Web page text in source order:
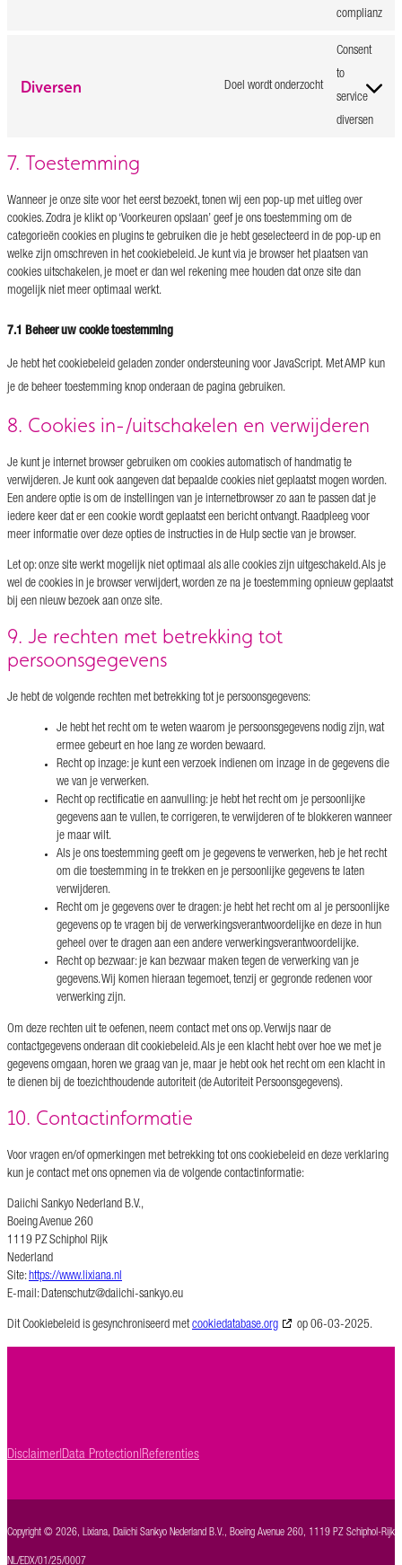
complianz
Diversen Doel wordt onderzocht
Consent
to
service
diversen
7. Toestemming
Wanneer je onze site voor het eerst bezoekt, tonen wij een pop-up met uitleg over
cookies. Zodra je klikt op ‘Voorkeuren opslaan’ geef je ons toestemming om de
categorieën cookies en plugins te gebruiken die je hebt geselecteerd in de pop-up en
welke zijn omschreven in het cookiebeleid. Je kunt via je browser het plaatsen van
cookies uitschakelen, je moet er dan wel rekening mee houden dat onze site dan
mogelijk niet meer optimaal werkt.
7.1 Beheer uw cookie toestemming
Je hebt het cookiebeleid geladen zonder ondersteuning voor JavaScript. Met AMP kun
je de beheer toestemming knop onderaan de pagina gebruiken.
8. Cookies in-/uitschakelen en verwijderen
Je kunt je internet browser gebruiken om cookies automatisch of handmatig te
verwijderen. Je kunt ook aangeven dat bepaalde cookies niet geplaatst mogen worden.
Een andere optie is om de instellingen van je internetbrowser zo aan te passen dat je
iedere keer dat er een cookie wordt geplaatst een bericht ontvangt. Raadpleeg voor
meer informatie over deze opties de instructies in de Hulp sectie van je browser.
Let op: onze site werkt mogelijk niet optimaal als alle cookies zijn uitgeschakeld. Als je
wel de cookies in je browser verwijdert, worden ze na je toestemming opnieuw geplaatst
bij een nieuw bezoek aan onze site.
9. Je rechten met betrekking tot
persoonsgegevens
Je hebt de volgende rechten met betrekking tot je persoonsgegevens:
Je hebt het recht om te weten waarom je persoonsgegevens nodig zijn, wat
ermee gebeurt en hoe lang ze worden bewaard.
Recht op inzage: je kunt een verzoek indienen om inzage in de gegevens die
we van je verwerken.
Recht op rectificatie en aanvulling: je hebt het recht om je persoonlijke
gegevens aan te vullen, te corrigeren, te verwijderen of te blokkeren wanneer
je maar wilt.
Als je ons toestemming geeft om je gegevens te verwerken, heb je het recht
om die toestemming in te trekken en je persoonlijke gegevens te laten
verwijderen.
Recht om je gegevens over te dragen: je hebt het recht om al je persoonlijke
gegevens op te vragen bij de verwerkingsverantwoordelijke en deze in hun
geheel over te dragen aan een andere verwerkingsverantwoordelijke.
Recht op bezwaar: je kan bezwaar maken tegen de verwerking van je
gegevens. Wij komen hieraan tegemoet, tenzij er gegronde redenen voor
verwerking zijn.
Om deze rechten uit te oefenen, neem contact met ons op. Verwijs naar de
contactgegevens onderaan dit cookiebeleid. Als je een klacht hebt over hoe we met je
gegevens omgaan, horen we graag van je, maar je hebt ook het recht om een klacht in
te dienen bij de toezichthoudende autoriteit (de Autoriteit Persoonsgegevens).
10. Contactinformatie
Voor vragen en/of opmerkingen met betrekking tot ons cookiebeleid en deze verklaring
kun je contact met ons opnemen via de volgende contactinformatie:
Daiichi Sankyo Nederland B.V.,
Boeing Avenue 260
1119 PZ Schiphol Rijk
Nederland
Site:https://www.lixiana.nl
E-mail:Datenschutz@daiichi-sankyo.eu
Dit Cookiebeleid is gesynchroniseerd metcookiedatabase.org op 06-03-2025.
Disclaimer Data Protection Referenties
Copyright © 2026, Lixiana, Daiichi Sankyo Nederland B.V., Boeing Avenue 260, 1119 PZ Schiphol-Rijk,
NL/EDX/01/25/0007